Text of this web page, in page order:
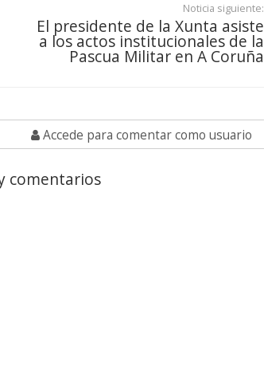
Noticia siguiente:
El presidente de la Xunta asiste
a los actos institucionales de la
Pascua Militar en A Coruña
Accede para comentar como usuario
comentarios